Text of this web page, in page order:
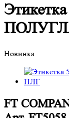
Новинка
FT